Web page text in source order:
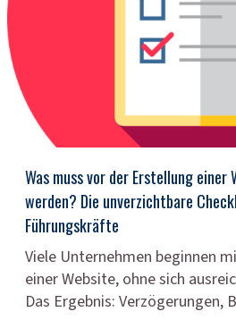
Was muss vor der Erstellung
werden? Die unverzichtbare
Führungskräfte
Viele Unternehmen beginnen
einer Website, ohne sich
Das Ergebnis: